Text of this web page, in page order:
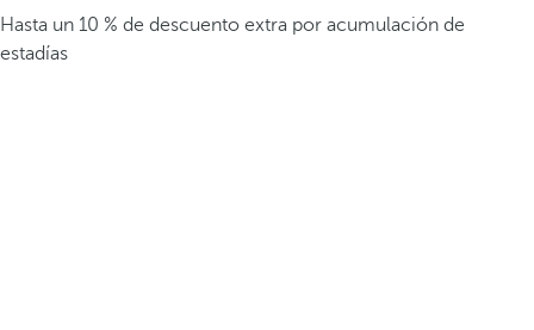
Hasta un 10 % de descuento extra por acumulación de
estadías